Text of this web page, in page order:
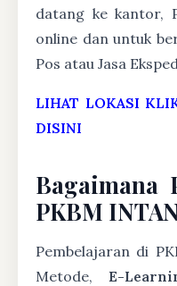
datang ke kantor,
online dan untuk
Pos atau Jasa
LIHAT LOKASI
DISINI
Bagaimana
PKBM
Pembelajaran di
Metode,E-